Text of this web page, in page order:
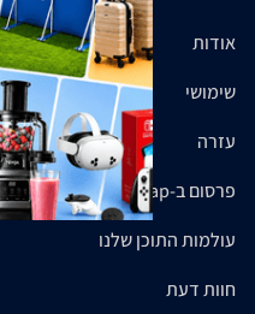
אודות
שימושי
עזרה
פרסום ב-zap
עולמות התוכן שלנו
חוות דעת